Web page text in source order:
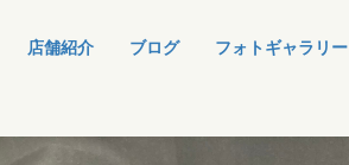
店舗紹介 ブログ フォトギャラリー